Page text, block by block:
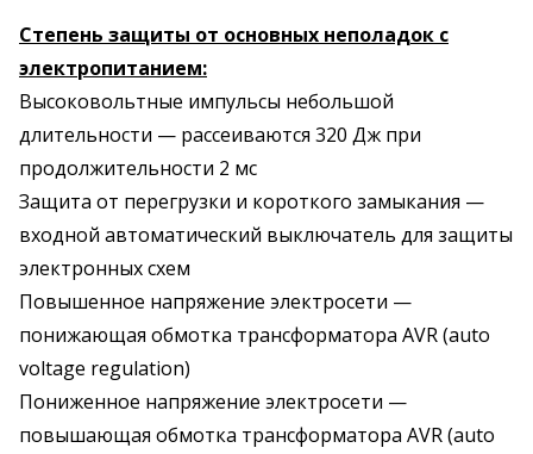
Степень защиты от основных неполадок с
электропитанием:
Высоковольтные импульсы небольшой
длительности — рассеиваются 320 Дж при
продолжительности 2 мс
Защита от перегрузки и короткого замыкания —
входной автоматический выключатель для защиты
электронных схем
Повышенное напряжение электросети —
понижающая обмотка трансформатора AVR (auto
voltage regulation)
Пониженное напряжение электросети —
повышающая обмотка трансформатора AVR (auto